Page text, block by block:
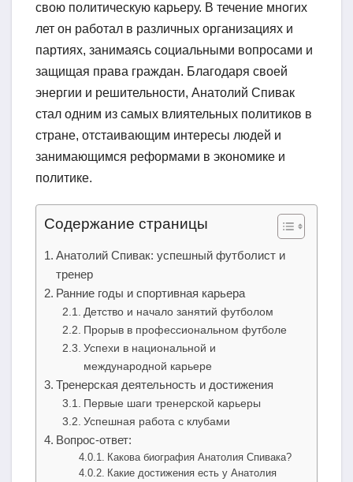
свою политическую карьеру. В течение многих
лет он работал в различных организациях и
партиях, занимаясь социальными вопросами и
защищая права граждан. Благодаря своей
энергии и решительности, Анатолий Спивак
стал одним из самых влиятельных политиков в
стране, отстаивающим интересы людей и
занимающимся реформами в экономике и
политике.
Содержание страницы
Анатолий Спивак: успешный футболист и
тренер
Ранние годы и спортивная карьера
Детство и начало занятий футболом
Прорыв в профессиональном футболе
Успехи в национальной и
международной карьере
Тренерская деятельность и достижения
Первые шаги тренерской карьеры
Успешная работа с клубами
Вопрос-ответ:
Какова биография Анатолия Спивака?
Какие достижения есть у Анатолия